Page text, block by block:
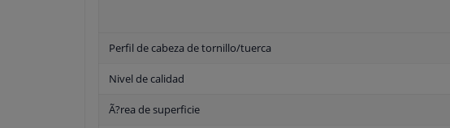
Perfil de cabeza de tornillo/tuerca
Nivel de calidad
Ã?rea de superficie